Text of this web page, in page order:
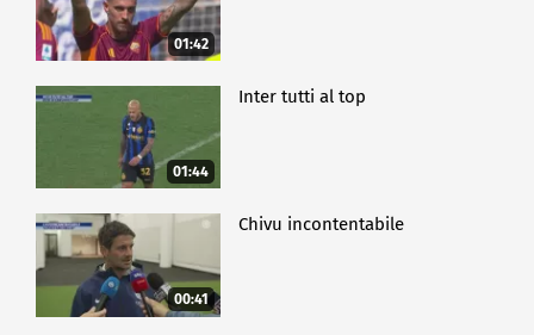
01:42
01:44
Inter tutti al top
00:41
Chivu incontentabile